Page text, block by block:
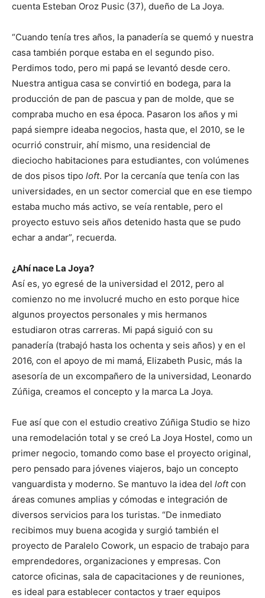
cuenta Esteban Oroz Pusic (37), dueño de La Joya.
“Cuando tenía tres años, la panadería se quemó y nuestra
casa también porque estaba en el segundo piso.
Perdimos todo, pero mi papá se levantó desde cero.
Nuestra antigua casa se convirtió en bodega, para la
producción de pan de pascua y pan de molde, que se
compraba mucho en esa época. Pasaron los años y mi
papá siempre ideaba negocios, hasta que, el 2010, se le
ocurrió construir, ahí mismo, una residencial de
dieciocho habitaciones para estudiantes, con volúmenes
de dos pisos tipo loft. Por la cercanía que tenía con las
universidades, en un sector comercial que en ese tiempo
estaba mucho más activo, se veía rentable, pero el
proyecto estuvo seis años detenido hasta que se pudo
echar a andar”, recuerda.
¿Ahí nace La Joya?
Así es, yo egresé de la universidad el 2012, pero al
comienzo no me involucré mucho en esto porque hice
algunos proyectos personales y mis hermanos
estudiaron otras carreras. Mi papá siguió con su
panadería (trabajó hasta los ochenta y seis años) y en el
2016, con el apoyo de mi mamá, Elizabeth Pusic, más la
asesoría de un excompañero de la universidad, Leonardo
Zúñiga, creamos el concepto y la marca La Joya.
Fue así que con el estudio creativo Zúñiga Studio se hizo
una remodelación total y se creó La Joya Hostel, como un
primer negocio, tomando como base el proyecto original,
pero pensado para jóvenes viajeros, bajo un concepto
vanguardista y moderno. Se mantuvo la idea del loftcon
áreas comunes amplias y cómodas e integración de
diversos servicios para los turistas. “De inmediato
recibimos muy buena acogida y surgió también el
proyecto de Paralelo Cowork, un espacio de trabajo para
emprendedores, organizaciones y empresas. Con
catorce oficinas, sala de capacitaciones y de reuniones,
es ideal para establecer contactos y traer equipos